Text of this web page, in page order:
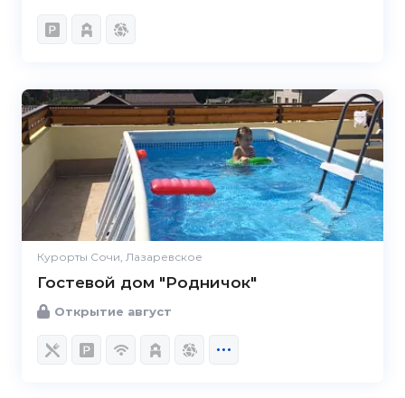
Курорты Сочи, Лазаревское
Гостевой дом "Родничок"
Открытие август